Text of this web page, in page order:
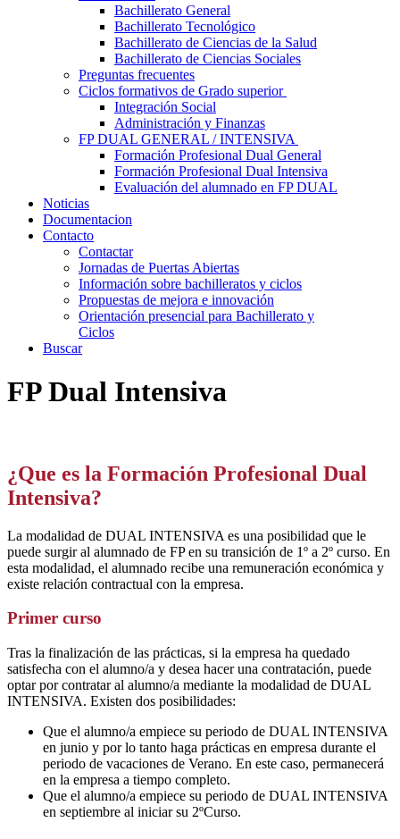
Bachillerato General
Bachillerato Tecnológico
Bachillerato de Ciencias de la Salud
Bachillerato de Ciencias Sociales
Preguntas frecuentes
Ciclos formativos de Grado superior
Integración Social
Administración y Finanzas
FP DUAL GENERAL / INTENSIVA
Formación Profesional Dual General
Formación Profesional Dual Intensiva
Evaluación del alumnado en FP DUAL
Noticias
Documentacion
Contacto
Contactar
Jornadas de Puertas Abiertas
Información sobre bachilleratos y ciclos
Propuestas de mejora e innovación
Orientación presencial para Bachillerato y
Ciclos
Buscar
FP Dual Intensiva
¿Que es la Formación Profesional Dual
Intensiva?
La modalidad de DUAL INTENSIVA es una posibilidad que le
puede surgir al alumnado de FP en su transición de 1º a 2º curso. En
esta modalidad, el alumnado recibe una remuneración económica y
existe relación contractual con la empresa.
Primer curso
Tras la finalización de las prácticas, si la empresa ha quedado
satisfecha con el alumno/a y desea hacer una contratación, puede
optar por contratar al alumno/a mediante la modalidad de DUAL
INTENSIVA. Existen dos posibilidades:
Que el alumno/a empiece su periodo de DUAL INTENSIVA
en junio y por lo tanto haga prácticas en empresa durante el
periodo de vacaciones de Verano. En este caso, permanecerá
en la empresa a tiempo completo.
Que el alumno/a empiece su periodo de DUAL INTENSIVA
en septiembre al iniciar su 2ºCurso.